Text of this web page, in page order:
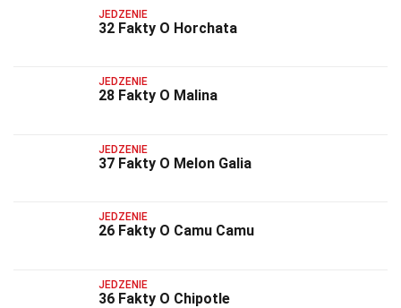
JEDZENIE
32 Fakty O Horchata
JEDZENIE
28 Fakty O Malina
JEDZENIE
37 Fakty O Melon Galia
JEDZENIE
26 Fakty O Camu Camu
JEDZENIE
36 Fakty O Chipotle